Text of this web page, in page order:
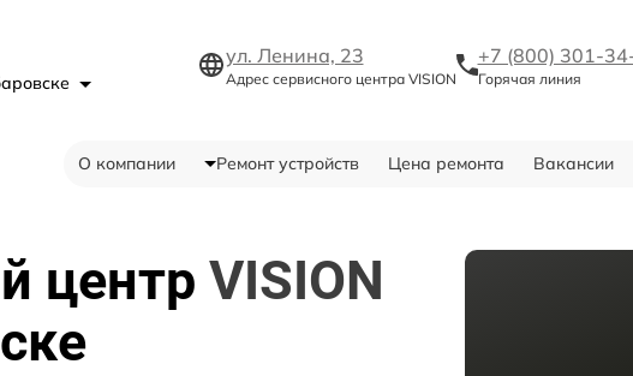
ул. Ленина, 23
Адрес сервисного центра VISION
+7 (800) 301-
Горячая линия
О компании Ремонт устройств Цена ремонта Вакансии
центр VISION